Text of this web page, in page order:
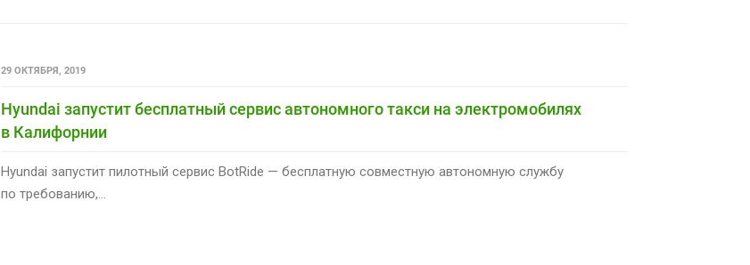
29 ОКТЯБРЯ, 2019
Hyundai запустит бесплатный сервис автономного такси на электромобилях
в Калифорнии
Hyundai запустит пилотный сервис BotRide — бесплатную совместную автономную службу
по требованию,...